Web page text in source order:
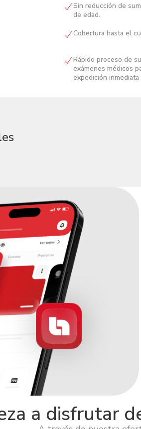
Sin reducción de
de edad.
Cobertura hasta el
Rápido proceso de
exámenes médicos
expedición
a disfrutar